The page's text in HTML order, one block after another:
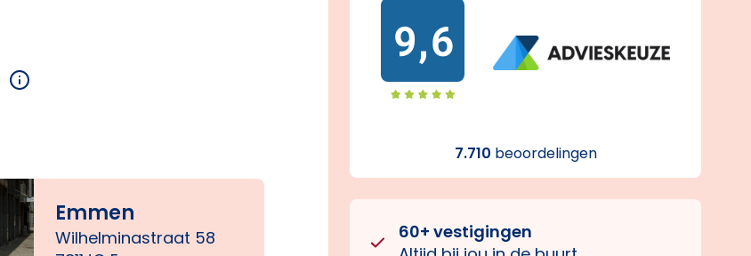
Emmen
Wilhelminastraat 58
9,6
7.710 beoordelingen
60+ vestigingen